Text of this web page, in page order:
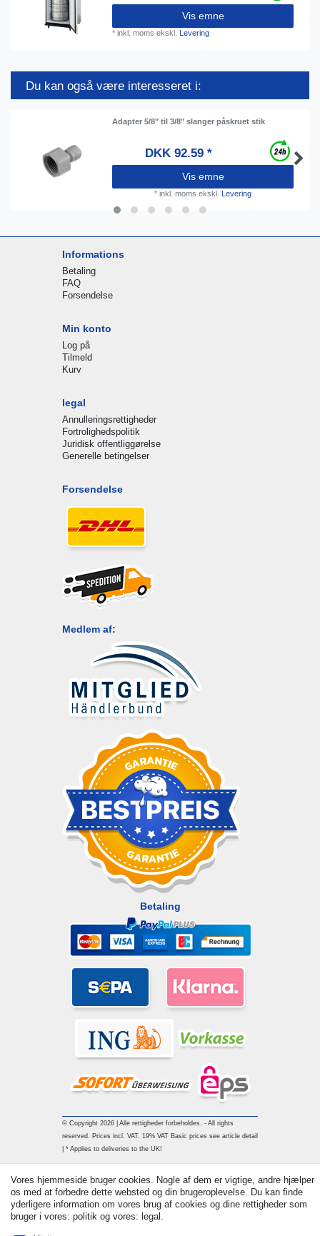
Vis emne
*inkl. moms ekskl. Levering
Du kan også være interesseret i:
Adapter 5/8" til 3/8" slanger påskruet stik
DKK 92.59 *
Vis emne
* inkl. moms ekskl. Levering
Informations
Betaling
FAQ
Forsendelse
Min konto
Log på
Tilmeld
Kurv
legal
Annulleringsrettigheder
Fortrolighedspolitik
Juridisk offentliggørelse
Generelle betingelser
Forsendelse
Medlem af:
Betaling
© Copyright 2026 | Alle rettigheder forbeholdes. - All rights
reserved. Prices incl. VAT. 19% VAT Basic prices see article detail
| * Applies to deliveries to the UK!
Vores hjemmeside bruger cookies. Nogle af dem er vigtige, andre hjælper
os med at forbedre dette websted og din brugeroplevelse. Du kan finde
yderligere information om vores brug af cookies og dine rettigheder som
bruger i vores: politik og vores: legal.
Withdraw from contract here Kontakt